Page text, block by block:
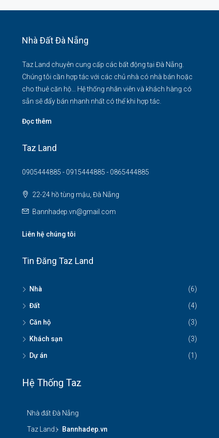
Nhà Đất Đà Nẵng
Taz Land chuyên cung cấp các bất động tại Đà Nẵng.
Chúng tôi cần hợp tác với các chủ nhà có nhà bán hoặc
cho thuê căn hộ... Hệ thống nhân viên và khách hàng có
sẵn sẽ đẩy bán nhanh nhất có thể khi hợp tác.
Đọc thêm
Taz Land
0905444885 - 0915444885 - 0865444885
22-24 hồ tùng mậu, Đà Nẵng
Bannhadep.vn@gmail.com
Liên hệ chúng tôi
Tin Đăng Taz Land
Nhà (6)
Đất (4)
Căn hộ (3)
Khách sạn (3)
Dự án (1)
Hệ Thống Taz
Nhà đất Đà Nẵng
Taz Land - Bannhadep.vn